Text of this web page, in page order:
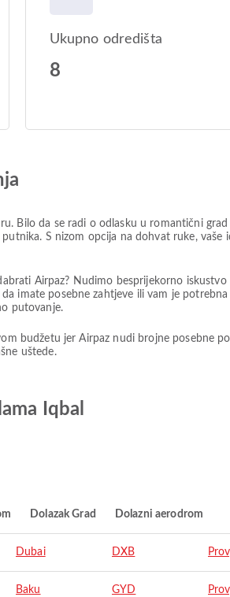
Ukupno odredišta
8
Bilo da se radi o odlasku u romantični grad
S nizom opcija na dohvat ruke, vaše
Airpaz? Nudimo besprijekorno iskustvo
imate posebne zahtjeve ili vam je
putovanje.
budžetu jer Airpaz nudi brojne posebne
uštede.
Iqbal
Dolazak Grad Dolazni aerodrom
Dubai DXB
Baku GYD